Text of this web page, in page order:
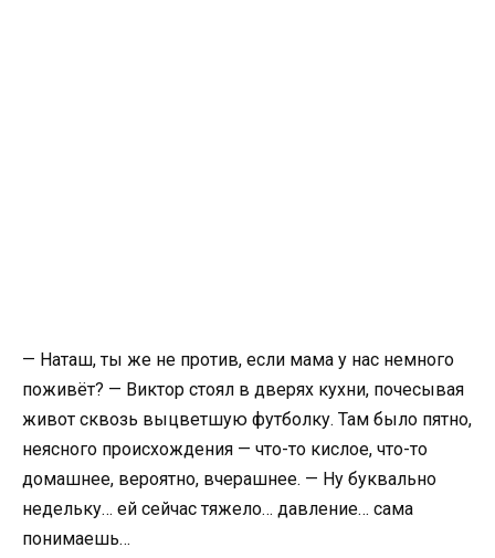
— Наташ, ты же не против, если мама у нас немного
поживёт? — Виктор стоял в дверях кухни, почесывая
живот сквозь выцветшую футболку. Там было пятно,
неясного происхождения — что-то кислое, что-то
домашнее, вероятно, вчерашнее. — Ну буквально
недельку… ей сейчас тяжело… давление… сама
понимаешь…